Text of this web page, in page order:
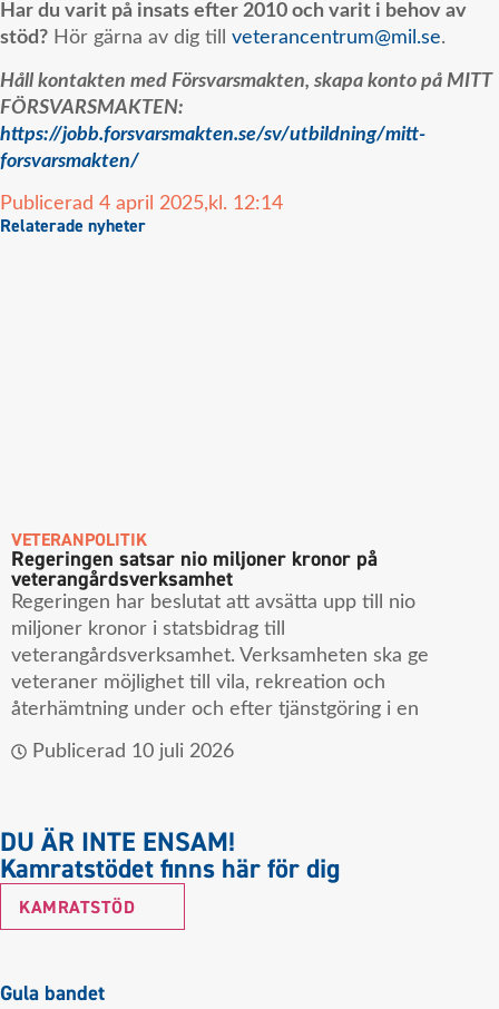
Har du varit på insats efter 2010 och varit i behov av
stöd? Hör gärna av dig till veterancentrum@mil.se.
Håll kontakten med Försvarsmakten, skapa konto på MITT
FÖRSVARSMAKTEN:
https://jobb.forsvarsmakten.se/sv/utbildning/mitt-
forsvarsmakten/
Publicerad 4 april 2025, kl. 12:14
Relaterade nyheter
VETERANPOLITIK
Regeringen satsar nio miljoner kronor på
veterangårdsverksamhet
Regeringen har beslutat att avsätta upp till nio
miljoner kronor i statsbidrag till
veterangårdsverksamhet. Verksamheten ska ge
veteraner möjlighet till vila, rekreation och
återhämtning under och efter tjänstgöring i en
Publicerad 10 juli 2026
DU ÄR INTE ENSAM!
Kamratstödet finns här för dig
KAMRATSTÖD
Gula bandet